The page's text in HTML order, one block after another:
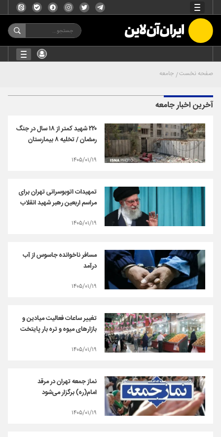
صفحه نخست جامعه
آخرین اخبار جامعه
۲۲۰ شهید کمتر از ۱۸ سال در جنگ
رمضان / تخلیه ۸ بیمارستان
۱۴۰۵/۰۱/۱۹
تمهیدات اتوبوسرانی تهران برای
مراسم اربعین رهبر شهید انقلاب
۱۴۰۵/۰۱/۱۹
مسافر ناخوانده جاسوس از آب
درآمد
۱۴۰۵/۰۱/۱۹
تغییر ساعات فعالیت میادین و
بازارهای میوه و تره بار پایتخت
۱۴۰۵/۰۱/۱۹
نماز جمعه تهران در مرقد
امام(ره) برگزار می‌شود
۱۴۰۵/۰۱/۱۹